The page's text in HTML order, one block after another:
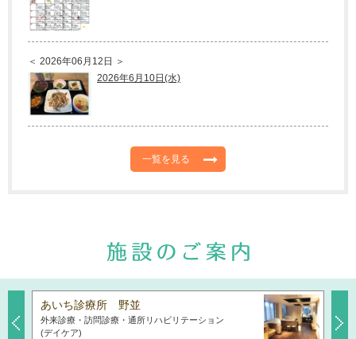
＜ 2026年06月12日 ＞
2026年6月10日(水)
一覧を見る
Previous
あいち診療所 野並
外来診療・訪問診療・通所リハビリテーション
(デイケア)
外来
Next